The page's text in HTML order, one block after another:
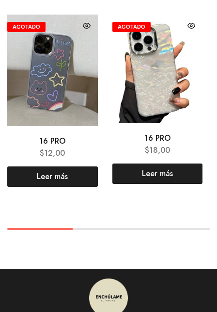
AGOTADO
16 PRO
$12,00
Leer más
AGOTADO
16 PRO
$18,00
Leer más